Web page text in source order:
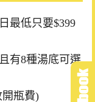
最低只要$399
有8種湯底可選
瓶費)